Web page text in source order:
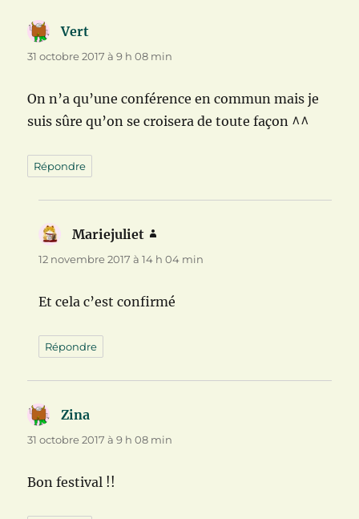
Vert
31 octobre 2017 à 9 h 08 min
On n’a qu’une conférence en commun mais je
suis sûre qu’on se croisera de toute façon ^^
Répondre
Mariejuliet
12 novembre 2017 à 14 h 04 min
Et cela c’est confirmé
Répondre
Zina
31 octobre 2017 à 9 h 08 min
Bon festival !!